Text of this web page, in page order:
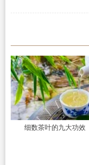
细数茶叶的九大功效